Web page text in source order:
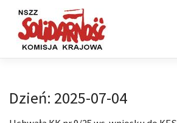
content
Dzień: 2025-07-04